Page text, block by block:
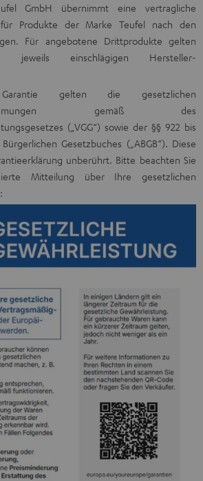
GmbH übernimmt eine vertragliche
für Produkte der Marke Teufel nach den
Für angebotene Drittprodukte gelten
jeweils einschlägigen Hersteller-
gelten die gesetzlichen
gemäß des
(„VGG“) sowie der §§ 922 bis
Gesetzbuches („ABGB“). Diese
unberührt. Bitte beachten Sie
Mitteilung über Ihre gesetzlichen